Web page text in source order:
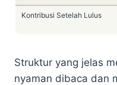
Kontribusi Setelah Lulus
Struktur yang jelas
nyaman dibaca dan